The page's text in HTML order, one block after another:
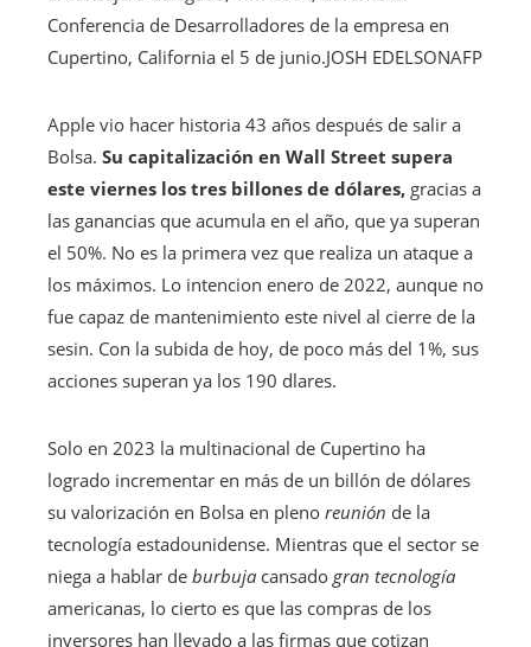
Conferencia de Desarrolladores de la empresa en
Cupertino, California el 5 de junio.JOSH EDELSONAFP
Apple vio hacer historia 43 años después de salir a
Bolsa. Su capitalización en Wall Street supera
este viernes los tres billones de dólares, gracias a
las ganancias que acumula en el año, que ya superan
el 50%. No es la primera vez que realiza un ataque a
los máximos. Lo intencion enero de 2022, aunque no
fue capaz de mantenimiento este nivel al cierre de la
sesin. Con la subida de hoy, de poco más del 1%, sus
acciones superan ya los 190 dlares.
Solo en 2023 la multinacional de Cupertino ha
logrado incrementar en más de un billón de dólares
su valorización en Bolsa en pleno reunión de la
tecnología estadounidense. Mientras que el sector se
niega a hablar de burbuja cansado gran tecnología
americanas, lo cierto es que las compras de los
inversores han llevado a las firmas que cotizan